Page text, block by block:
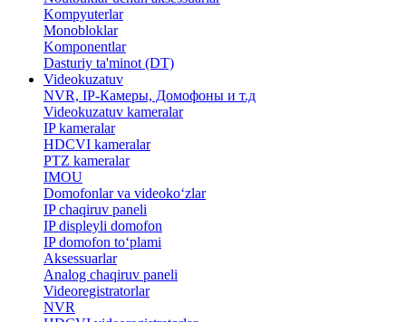
Kompyuterlar
Monobloklar
Komponentlar
Dasturiy ta'minot (DT)
Videokuzatuv
NVR, IP-Камеры, Домофоны и т.д
Videokuzatuv kameralar
IP kameralar
HDCVI kameralar
PTZ kameralar
IMOU
​Domofonlar va videoko‘zlar
IP chaqiruv paneli
IP displeyli domofon
IP domofon to‘plami
Aksessuarlar
Analog chaqiruv paneli
Videoregistratorlar
NVR